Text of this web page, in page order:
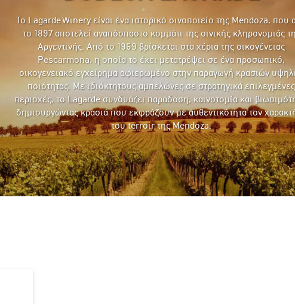
Το Lagarde Winery είναι ένα ιστορικό οινοποιείο της Mendoza, που
το 1897 αποτελεί αναπόσπαστο κομμάτι της οινικής κληρονομιάς
Αργεντινής. Από το 1969 βρίσκεται στα χέρια της οικογένειας
Pescarmona, η οποία το έχει μετατρέψει σε ένα προσωπικό,
οικογενειακό εγχείρημα αφιερωμένο στην παραγωγή κρασιών
ποιότητας. Με ιδιόκτητους αμπελώνες σε στρατηγικά επιλεγμένες
περιοχές, το Lagarde συνδυάζει παράδοση, καινοτομία και
δημιουργώντας κρασιά που εκφράζουν με αυθεντικότητα τον
του terroir της Mendoza.